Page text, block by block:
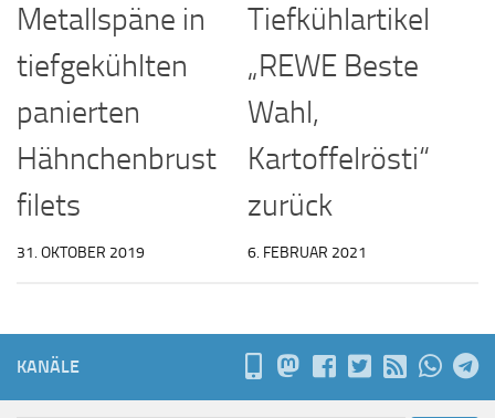
Metallspäne in
tiefgekühlten
panierten
Hähnchenbrust
filets
31. OKTOBER 2019
Tiefkühlartikel
„REWE Beste
Wahl,
Kartoffelrösti“
zurück
6. FEBRUAR 2021
KANÄLE